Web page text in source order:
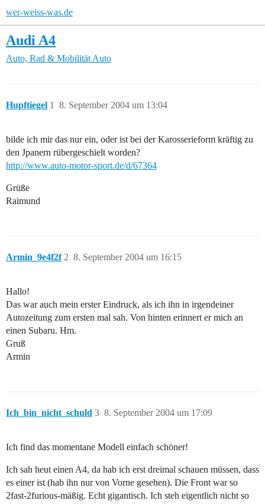
wer-weiss-was.de
Audi A4
Auto, Rad & Mobilität Auto
Hupftiegel 8. September 2004 um 13:04
1
bilde ich mir das nur ein, oder ist bei der Karosserieform kräftig zu
den Jpanern rübergeschielt worden?
http://www.auto-motor-sport.de/d/67364
Grüße
Raimund
Armin_9e4f2f 8. September 2004 um 16:15
2
Hallo!
Das war auch mein erster Eindruck, als ich ihn in irgendeiner
Autozeitung zum ersten mal sah. Von hinten erinnert er mich an
einen Subaru. Hm.
Gruß
Armin
Ich_bin_nicht_schuld 8. September 2004 um 17:09
3
Ich find das momentane Modell einfach schöner!
Ich sah heut einen A4, da hab ich erst dreimal schauen müssen, dass
es einer ist (hab ihn nur von Vorne gesehen). Die Front war so
2fast-2furious-mäßig. Echt gigantisch. Ich steh eigentlich nicht so